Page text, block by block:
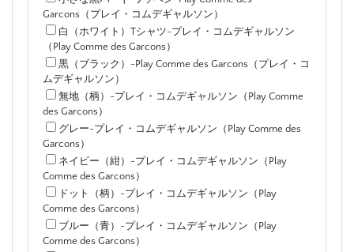
Garcons（プレイ・コムデギャルソン）
白（ホワイト）Tシャツ-プレイ・コムデギャルソン
（Play Comme des Garcons）
黒（ブラック）-Play Comme des Garcons（プレイ・コ
ムデギャルソン）
無地（柄）-プレイ・コムデギャルソン（Play Comme
des Garcons）
グレー-プレイ・コムデギャルソン（Play Comme des
Garcons）
ネイビー（紺）-プレイ・コムデギャルソン（Play
Comme des Garcons）
ドット（柄）-プレイ・コムデギャルソン（Play
Comme des Garcons）
ブルー（青）-プレイ・コムデギャルソン（Play
Comme des Garcons）